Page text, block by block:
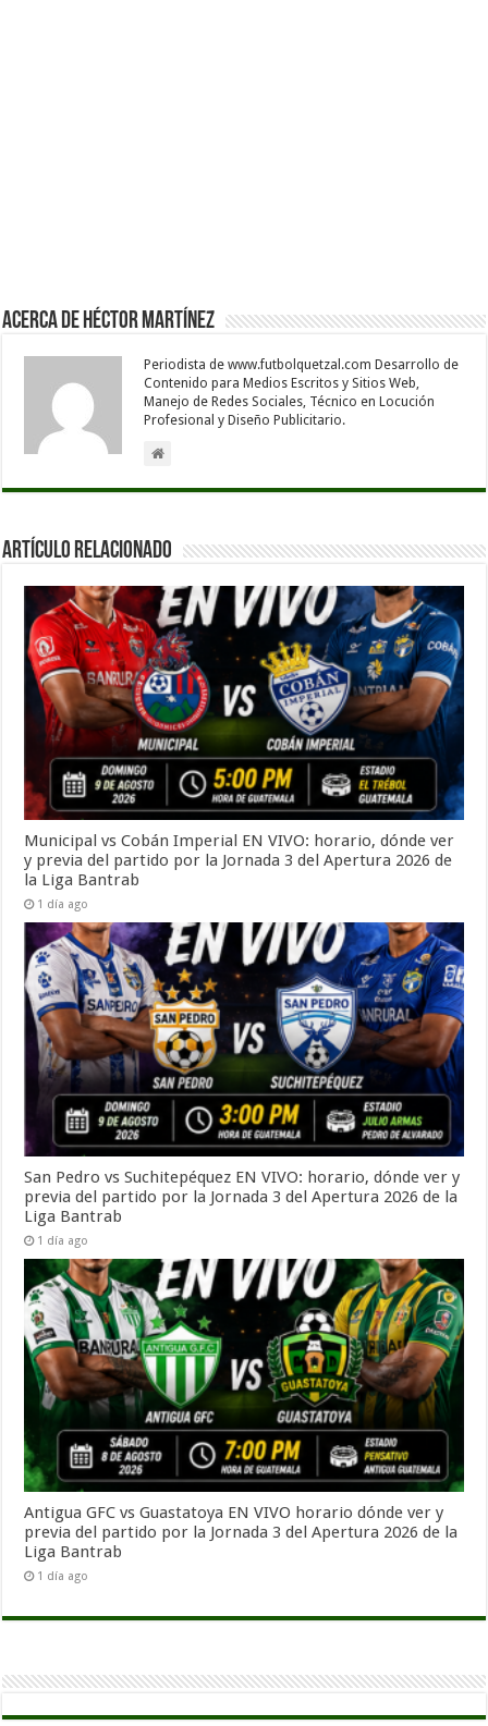
Acerca de Héctor Martínez
Periodista de www.futbolquetzal.com Desarrollo de
Contenido para Medios Escritos y Sitios Web,
Manejo de Redes Sociales, Técnico en Locución
Profesional y Diseño Publicitario.
Artículo Relacionado
Municipal vs Cobán Imperial EN VIVO: horario, dónde ver
y previa del partido por la Jornada 3 del Apertura 2026 de
la Liga Bantrab
1 día ago
San Pedro vs Suchitepéquez EN VIVO: horario, dónde ver y
previa del partido por la Jornada 3 del Apertura 2026 de la
Liga Bantrab
1 día ago
Antigua GFC vs Guastatoya EN VIVO horario dónde ver y
previa del partido por la Jornada 3 del Apertura 2026 de la
Liga Bantrab
1 día ago